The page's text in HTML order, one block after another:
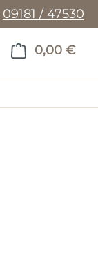
09181 / 47530
0 PRODUKTE
0,00 €